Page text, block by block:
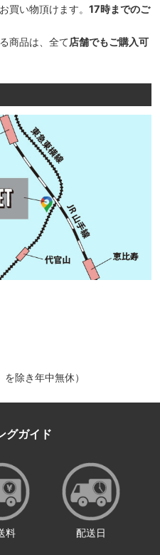
買い物頂けます。 17時までのご
商品は、全て店舗でもご購入可
除き年中無休）
グガイド
料 配送日